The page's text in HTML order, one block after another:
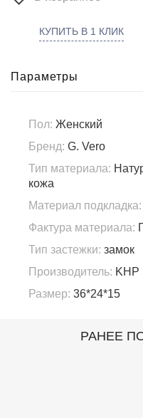
КУПИТЬ В 1 КЛИК
Параметры
Пол: Женский
Бренд: G. Vero
Тип материала:
кожа
Материал подкладка:
Фактура материала:
Тип застежки: замок
Производитель: KHP
Размер: 36*24*15
РАНЕЕ